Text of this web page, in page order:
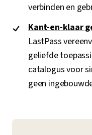
verbinden en
Kant-en-klaar
LastPass
geliefde
catalogus voor
geen